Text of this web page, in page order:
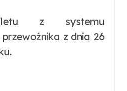
z systemu
z dnia 26